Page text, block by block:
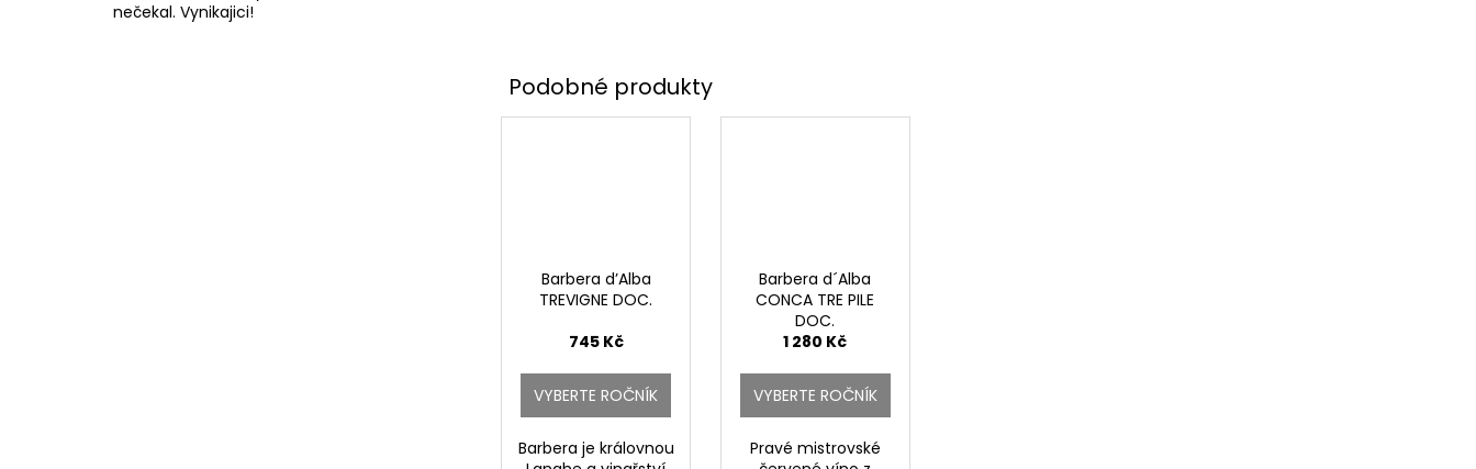
nečekal. Vynikajici!
Barbera d’Alba
TREVIGNE DOC.
745 Kč
VYBERTE ROČNÍK
Barbera je královnou
Barbera d´Alba
CONCA TRE PILE
DOC.
1 280 Kč
VYBERTE ROČNÍK
Pravé mistrovské